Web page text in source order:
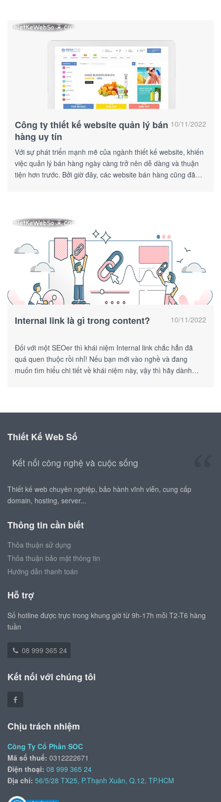
10/11/2022
Công ty thiết kế website quản lý bán
hàng uy tín
Với sự phát triển mạnh mẽ của ngành thiết kế website, khiến
việc quản lý bán hàng ngày càng trở nên dễ dàng và thuận
tiện hơn trước. Bởi giờ đây, các website bán hàng cũng đã
10/11/2022
Internal link là gì trong content?
Đối với một SEOer thì khái niệm Internal link chắc hẳn đã
quá quen thuộc rồi nhỉ! Nếu bạn mới vào nghề và đang
muốn tìm hiểu chi tiết về khái niệm này, vậy thì hãy dành
Thiết Kế Web Số
Kết nối công nghệ và cuộc sống
Thiết kế web chuyên nghiệp, bảo hành vĩnh viễn, cung cấp
domain, hosting, server...
Thông tin cần biết
Thỏa thuận sử dụng
Thỏa thuận bảo mật thông tin
Hướng dẫn thanh toán
Hỗ trợ
Số hotline được trực trong khung giờ từ 9h-17h mỗi T2-T6 hàng
tuần
08 999 365 24
Kết nối với chúng tôi
Chịu trách nhiệm
Công Ty Cổ Phần SOC
Mã số thuế: 0312222671
Điện thoại: 08 999 365 24
Địa chỉ: 56/5/28 TX25, P.Thạnh Xuân, Q.12, TP.HCM